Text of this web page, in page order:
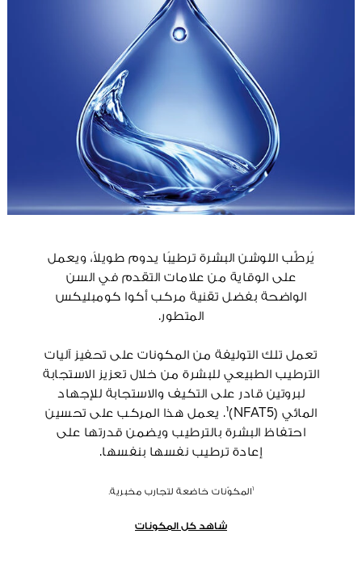
يُرطِّب اللوشن البشرة ترطيبًا يدوم طويلاً، ويعمل
على الوقاية من علامات التقدم في السن
الواضحة بفضل تقنية مركب أكوا كومبليكس
المتطور.
تعمل تلك التوليفة من المكونات على تحفيز آليات
الترطيب الطبيعي للبشرة من خلال تعزيز الاستجابة
لبروتين قادر على التكيف والاستجابة للإجهاد
المائي (NFAT5)¹. يعمل هذا المركب على تحسين
احتفاظ البشرة بالترطيب ويضمن قدرتها على
إعادة ترطيب نفسها بنفسها.
¹المكوّنات خاضعة لتجارب مخبرية.
شاهد كل المكونات